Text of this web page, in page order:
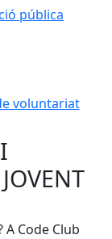
pública
voluntariat
Code Club